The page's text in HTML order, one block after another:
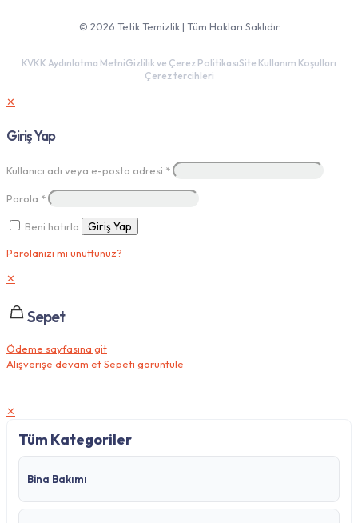
© 2026 Tetik Temizlik | Tüm Hakları Saklıdır
KVKK Aydınlatma MetniGizlilik ve Çerez PolitikasıSite Kullanım Koşulları
Çerez tercihleri
✕
Giriş Yap
Kullanıcı adı veya e-posta adresi *
Parola *
Beni hatırla Giriş Yap
Parolanızı mı unuttunuz?
✕
Sepet
Ödeme sayfasına git
Alışverişe devam etSepeti görüntüle
✕
Tüm Kategoriler
Bina Bakımı